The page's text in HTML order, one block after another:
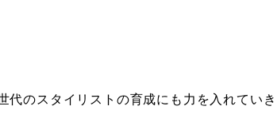
のスタイリストの育成にも力を入れていき